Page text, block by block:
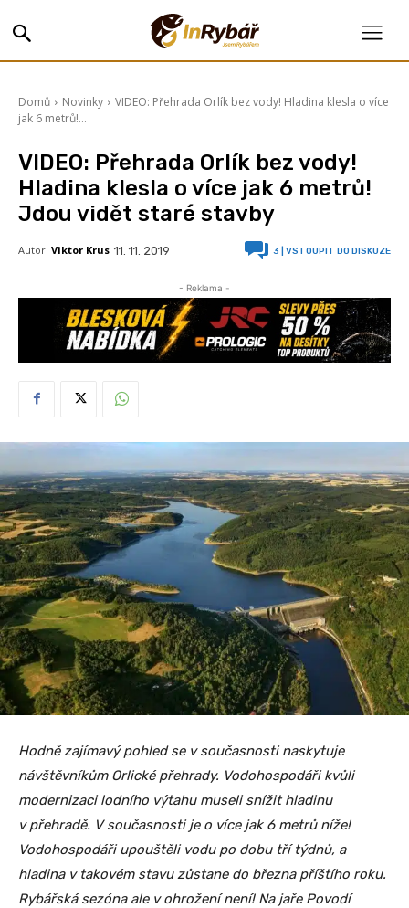
Domů Novinky
VIDEO: Přehrada Orlík bez vody! Hladina klesla o více
jak 6 metrů!...
VIDEO: Přehrada Orlík bez vody!
Hladina klesla o více jak 6 metrů!
Jdou vidět staré stavby
Autor: Viktor Krus 11. 11. 2019 3 | VSTOUPIT DO DISKUZE
- Reklama -
Hodně zajímavý pohled se v současnosti naskytuje
návštěvníkům Orlické přehrady. Vodohospodáři kvůli
modernizaci lodního výtahu museli snížit hladinu
v přehradě. V současnosti je o více jak 6 metrů níže!
Vodohospodáři upouštěli vodu po dobu tří týdnů, a
hladina v takovém stavu zůstane do března příštího roku.
Rybářská sezóna ale v ohrožení není! Na jaře Povodí